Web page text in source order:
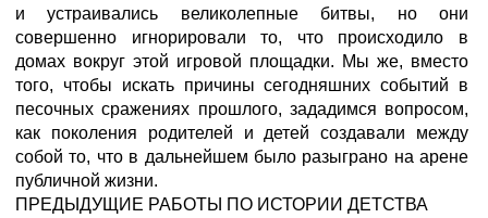
и устраивались великолепные битвы, но они
совершенно игнорировали то, что происходило в
домах вокруг этой игровой площадки. Мы же, вместо
того, чтобы искать причины сегодняшних событий в
песочных сражениях прошлого, зададимся вопросом,
как поколения родителей и детей создавали между
собой то, что в дальнейшем было разыграно на арене
публичной жизни.
ПРЕДЫДУЩИЕ РАБОТЫ ПО ИСТОРИИ ДЕТСТВА